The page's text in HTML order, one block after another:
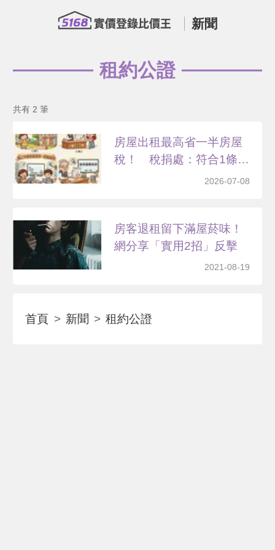
新聞
租約公證
共有 2 筆
房屋出租最高省一半房屋
稅！ 稅捐處：符合1條
2026-07-08
房客退租留下滿屋菸味！
網分享「實用2招」反擊
2021-08-19
首頁 新聞 租約公證